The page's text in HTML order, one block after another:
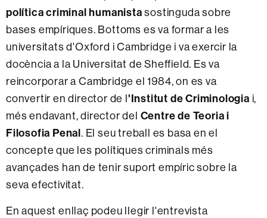
política criminal humanistasostinguda sobre
bases empíriques. Bottoms es va formar a les
universitats d'Oxford i Cambridge i va exercir la
docència a la Universitat de Sheffield. Es va
reincorporar a Cambridge el 1984, on es va
convertir en director de l'Institut de Criminologia i,
més endavant, director del Centre de Teoria i
Filosofia Penal. El seu treball es basa en el
concepte que les polítiques criminals més
avançades han de tenir suport empíric sobre la
seva efectivitat.
En aquest enllaç podeu llegir l'entrevista